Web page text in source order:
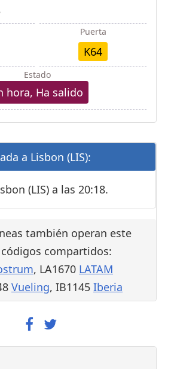
Puerta
K64
Estado
hora, Ha salido
a Lisbon (LIS):
(LIS) a las 20:18.
también operan este
compartidos:
, LA1670 LATAM
Vueling, IB1145 Iberia